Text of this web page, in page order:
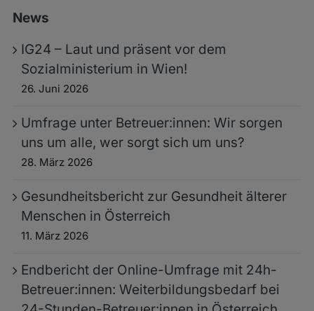
News
IG24 – Laut und präsent vor dem
Sozialministerium in Wien!
26. Juni 2026
Umfrage unter Betreuer:innen: Wir sorgen
uns um alle, wer sorgt sich um uns?
28. März 2026
Gesundheitsbericht zur Gesundheit älterer
Menschen in Österreich
11. März 2026
Endbericht der Online-Umfrage mit 24h-
Betreuer:innen: Weiterbildungsbedarf bei